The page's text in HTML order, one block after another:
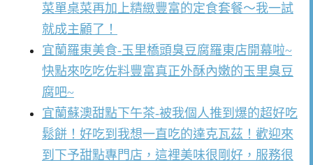
菜單桌菜再加上精緻豐富的定食套餐～我一試
就成主顧了！
宜蘭羅東美食-玉里橋頭臭豆腐羅東店開幕啦~
快點來吃吃佐料豐富真正外酥內嫩的玉里臭豆
腐吧~
宜蘭蘇澳甜點下午茶-被我個人推到爆的超好吃
鬆餅！好吃到我想一直吃的達克瓦茲！歡迎來
到下予甜點專門店，這裡美味很剛好，服務很